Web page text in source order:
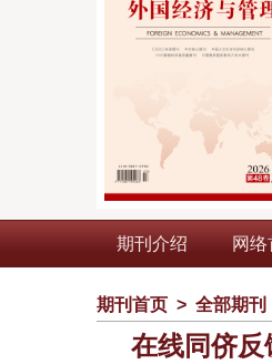
期刊介绍 网
期刊首页 > 全部期刊
在线同侪